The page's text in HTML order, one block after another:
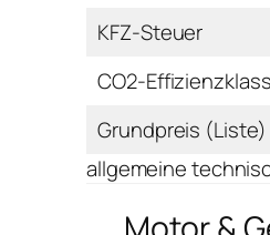
KFZ-Steuer
CO2-
Grundpreis (Liste)
allgemeine